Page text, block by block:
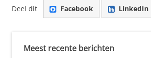
Deel dit Facebook LinkedIn
Meest recente berichten